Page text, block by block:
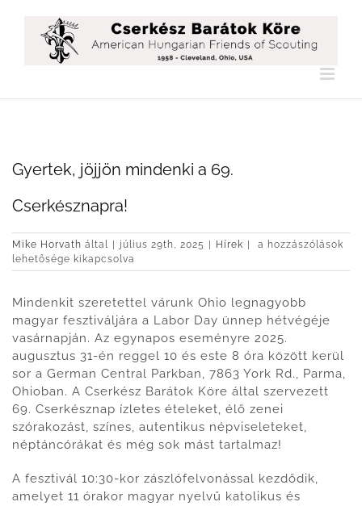
Gyertek, jöjjön mindenki a 69.
Cserkésznapra!
Mike Horvath által július 29th, 2025 Hírek
Gyertek,
mindenki
69.
Cserkésznapra!
a hozzászólások
lehetősége kikapcsolva
Mindenkit szeretettel várunk Ohio legnagyobb
magyar fesztiváljára a Labor Day ünnep hétvégéje
vasárnapján. Az egynapos eseményre 2025.
augusztus 31-én reggel 10 és este 8 óra között kerül
sor a German Central Parkban, 7863 York Rd., Parma,
Ohioban. A Cserkész Barátok Köre által szervezett
69. Cserkésznap ízletes ételeket, élő zenei
szórakozást, színes, autentikus népviseleteket,
néptáncórákat és még sok mást tartalmaz!
A fesztivál 10:30-kor zászlófelvonással kezdődik,
amelyet 11 órakor magyar nyelvű katolikus és